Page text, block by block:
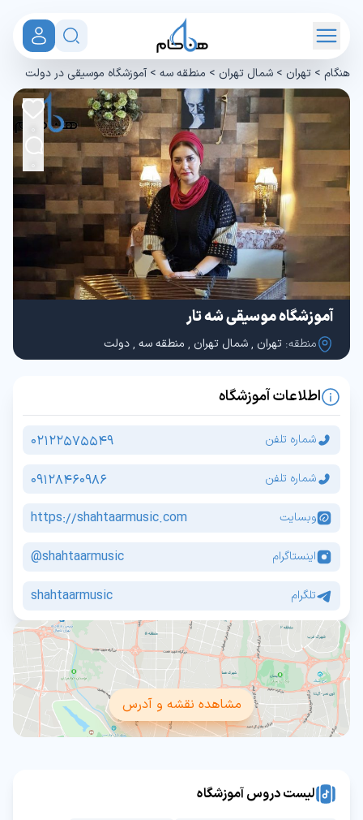
هنگام > تهران > شمال تهران > منطقه سه >آموزشگاه موسیقی در دولت
آموزشگاه موسیقی شه تار
منطقه: تهران ,شمال تهران , منطقه سه ,دولت
اطلاعات آموزشگاه
شماره تلفن 02122575549
شماره تلفن 09128460986
وبسایت https://shahtaarmusic.com
اینستاگرام shahtaarmusic@
تلگرام shahtaarmusic
مشاهده نقشه و آدرس
لیست دروس آموزشگاه